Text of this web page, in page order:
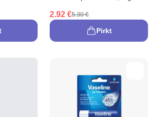
2.92 €5.30 €
Pirkt